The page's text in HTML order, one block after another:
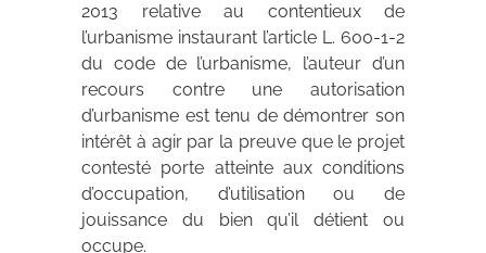
2013 relative au contentieux de
l’urbanisme instaurant l’article L. 600-1-2
du code de l’urbanisme, l’auteur d’un
recours contre une autorisation
d’urbanisme est tenu de démontrer son
intérêt à agir par la preuve que le projet
contesté porte atteinte aux conditions
d’occupation, d’utilisation ou de
jouissance du bien qu’il détient ou
occupe.